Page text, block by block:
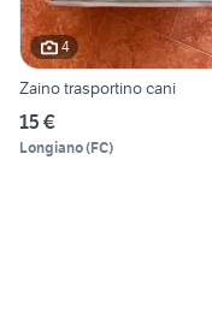
4
Zaino trasportino cani
15 €
Longiano(FC)